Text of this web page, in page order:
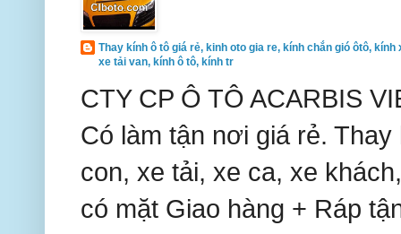
Thay kính ô tô giá rẻ, kinh oto gia re, kính chắn gió ôtô,
xe tải van, kính ô tô, kính tr
CTY CP Ô TÔ ACARBIS
Có làm tận nơi giá rẻ.
con, xe tải, xe ca, xe
có mặt Giao hàng + Ráp